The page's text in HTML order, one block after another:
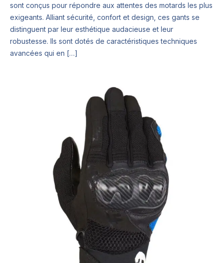
sont conçus pour répondre aux attentes des motards les plus
exigeants. Alliant sécurité, confort et design, ces gants se
distinguent par leur esthétique audacieuse et leur
robustesse. Ils sont dotés de caractéristiques techniques
avancées qui en […]